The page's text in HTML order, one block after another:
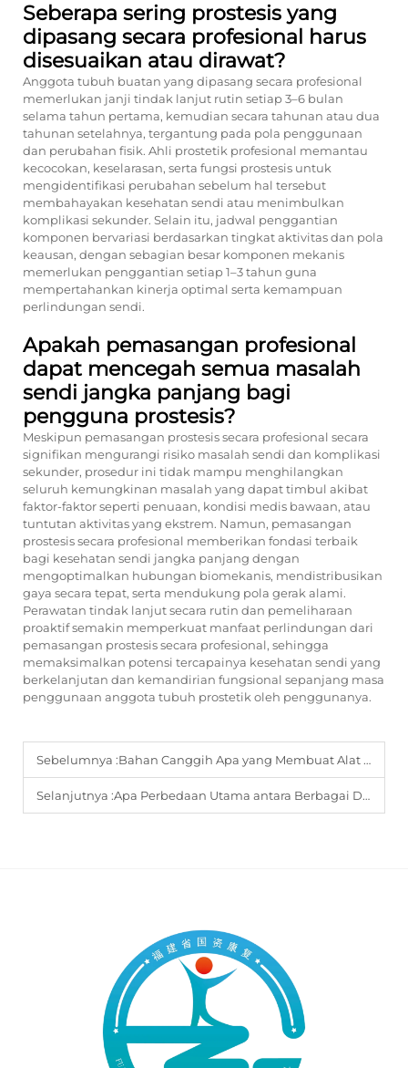
Seberapa sering prostesis yang
dipasang secara profesional harus
disesuaikan atau dirawat?
Anggota tubuh buatan yang dipasang secara profesional
memerlukan janji tindak lanjut rutin setiap 3–6 bulan
selama tahun pertama, kemudian secara tahunan atau dua
tahunan setelahnya, tergantung pada pola penggunaan
dan perubahan fisik. Ahli prostetik profesional memantau
kecocokan, keselarasan, serta fungsi prostesis untuk
mengidentifikasi perubahan sebelum hal tersebut
membahayakan kesehatan sendi atau menimbulkan
komplikasi sekunder. Selain itu, jadwal penggantian
komponen bervariasi berdasarkan tingkat aktivitas dan pola
keausan, dengan sebagian besar komponen mekanis
memerlukan penggantian setiap 1–3 tahun guna
mempertahankan kinerja optimal serta kemampuan
perlindungan sendi.
Apakah pemasangan profesional
dapat mencegah semua masalah
sendi jangka panjang bagi
pengguna prostesis?
Meskipun pemasangan prostesis secara profesional secara
signifikan mengurangi risiko masalah sendi dan komplikasi
sekunder, prosedur ini tidak mampu menghilangkan
seluruh kemungkinan masalah yang dapat timbul akibat
faktor-faktor seperti penuaan, kondisi medis bawaan, atau
tuntutan aktivitas yang ekstrem. Namun, pemasangan
prostesis secara profesional memberikan fondasi terbaik
bagi kesehatan sendi jangka panjang dengan
mengoptimalkan hubungan biomekanis, mendistribusikan
gaya secara tepat, serta mendukung pola gerak alami.
Perawatan tindak lanjut secara rutin dan pemeliharaan
proaktif semakin memperkuat manfaat perlindungan dari
pemasangan prostesis secara profesional, sehingga
memaksimalkan potensi tercapainya kesehatan sendi yang
berkelanjutan dan kemandirian fungsional sepanjang masa
penggunaan anggota tubuh prostetik oleh penggunanya.
Sebelumnya :Bahan Canggih Apa yang Membuat Alat Prostetik Saat Ini Lebih Ringan dan Lebih Nyaman?
Selanjutnya :Apa Perbedaan Utama antara Berbagai Desain Sendi Lutut untuk Prostetik?